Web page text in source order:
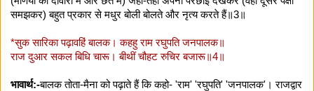
समझकर) बहुत प्रकार से मधुर बोली बोलते और नृत्य करते हैं॥3॥
*सुक सारिका पढ़ावहिं बालक। कहहु राम रघुपति जनपालक॥
राज दुआर सकल बिधि चारू। बीथीं चौहट रुचिर बजारू॥4॥
भावार्थ:-बालक तोता-मैना को पढ़ाते हैं कि कहो- 'राम' 'रघुपति' 'जनपालक'। राजद्वार